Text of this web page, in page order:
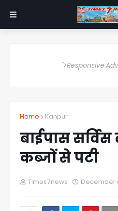
">Responsive
Home Kanpur
बाईपास
कब्जों से पटी
Times7news December